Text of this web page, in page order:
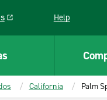
Help
California Palm